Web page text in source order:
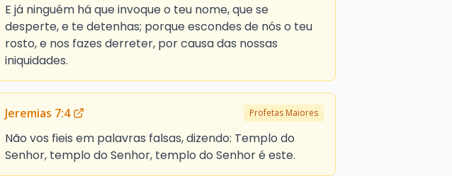
E já ninguém há que invoque o teu nome, que se
desperte, e te detenhas; porque escondes de nós o teu
rosto, e nos fazes derreter, por causa das nossas
iniquidades.
Jeremias 7:4 Profetas Maiores
Não vos fieis em palavras falsas, dizendo: Templo do
Senhor, templo do Senhor, templo do Senhor é este.